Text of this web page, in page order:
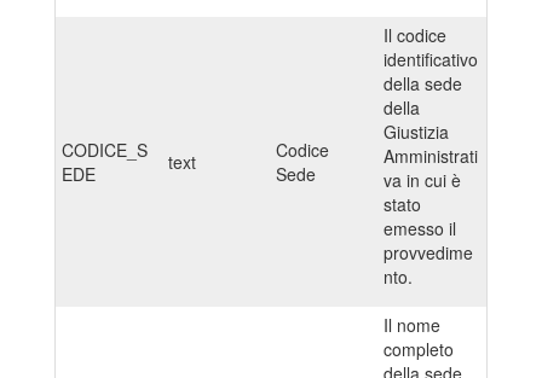
CODICE_S
EDE
text
Codice
Sede
Il codice
identificativo
della sede
della
Giustizia
Amministrati
va in cui è
stato
emesso il
provvedime
nto.
Il nome
completo
della sede